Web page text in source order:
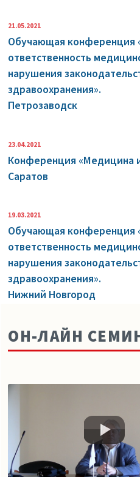
21.05.2021
Обучающая конференция
ответственность
нарушения
здравоохранения».
Петрозаводск
23.04.2021
Конференция «Медицина
Саратов
19.03.2021
Обучающая конференция
ответственность
нарушения
здравоохранения».
Нижний Новгород
ОН-ЛАЙН